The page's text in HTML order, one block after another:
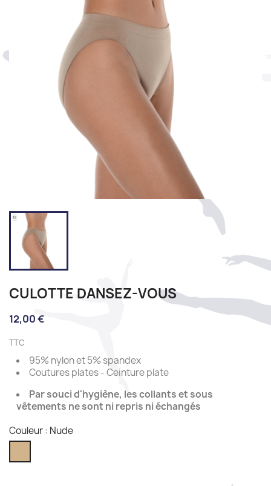
CULOTTE DANSEZ-VOUS
12,00 €
TTC
95% nylon et 5% spandex
Coutures plates - Ceinture plate
Par souci d'hygiène, les collants et sous
vêtements ne sont ni repris ni échangés
Couleur : Nude